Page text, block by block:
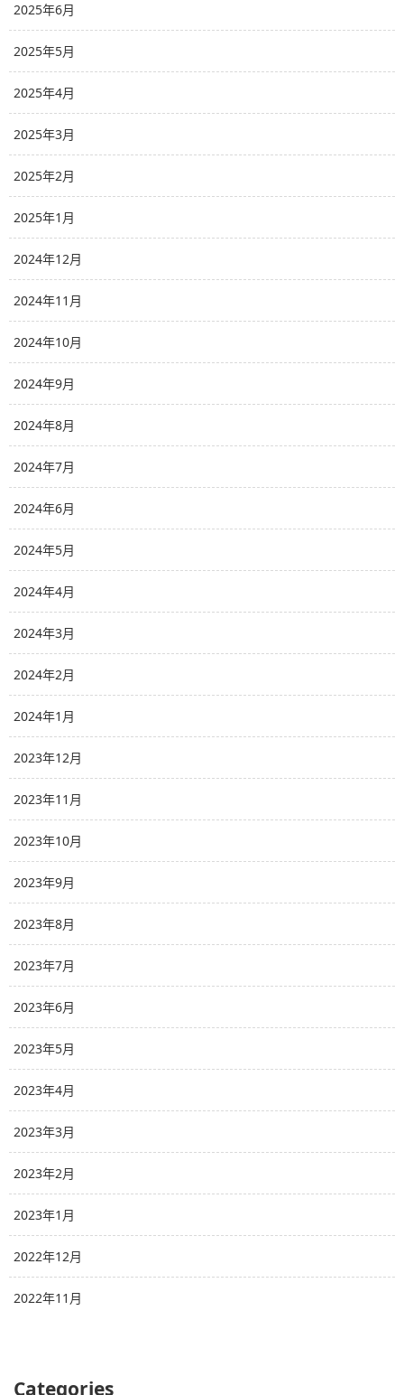
2025年6月
2025年5月
2025年4月
2025年3月
2025年2月
2025年1月
2024年12月
2024年11月
2024年10月
2024年9月
2024年8月
2024年7月
2024年6月
2024年5月
2024年4月
2024年3月
2024年2月
2024年1月
2023年12月
2023年11月
2023年10月
2023年9月
2023年8月
2023年7月
2023年6月
2023年5月
2023年4月
2023年3月
2023年2月
2023年1月
2022年12月
2022年11月
Categories